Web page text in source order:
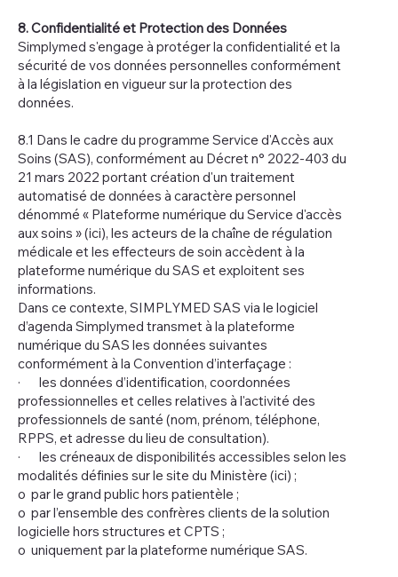
8. Confidentialité et Protection des Données
Simplymed s'engage à protéger la confidentialité et la
sécurité de vos données personnelles conformément
à la législation en vigueur sur la protection des
données.
8.1 Dans le cadre du programme Service d'Accès aux
Soins (SAS), conformément au Décret n° 2022-403 du
21 mars 2022 portant création d'un traitement
automatisé de données à caractère personnel
dénommé « Plateforme numérique du Service d'accès
aux soins » (ici), les acteurs de la chaîne de régulation
médicale et les effecteurs de soin accèdent à la
plateforme numérique du SAS et exploitent ses
informations.
Dans ce contexte, SIMPLYMED SAS via le logiciel
d’agenda Simplymed transmet à la plateforme
numérique du SAS les données suivantes
conformément à la Convention d’interfaçage :
· les données d’identification, coordonnées
professionnelles et celles relatives à l'activité des
professionnels de santé (nom, prénom, téléphone,
RPPS, et adresse du lieu de consultation).
· les créneaux de disponibilités accessibles selon les
modalités définies sur le site du Ministère (ici) ;
o par le grand public hors patientèle ;
o par l’ensemble des confrères clients de la solution
logicielle hors structures et CPTS ;
o uniquement par la plateforme numérique SAS.